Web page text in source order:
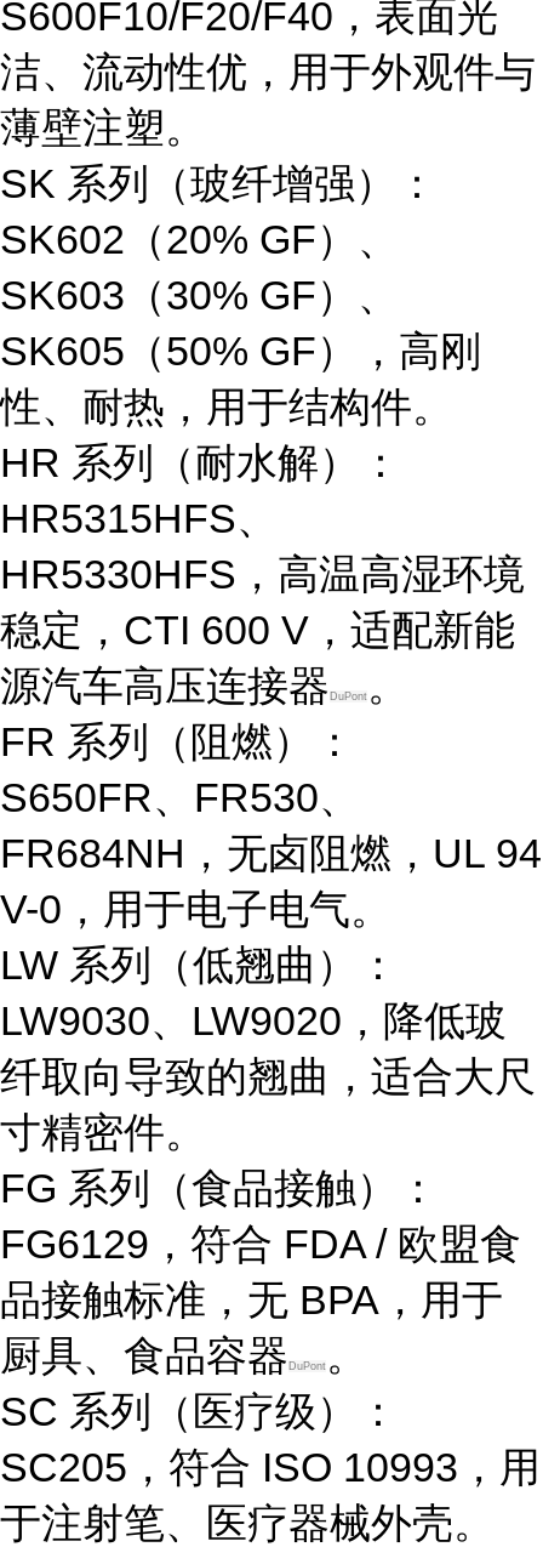
S600F10/F20/F40，表面光
洁、流动性优，用于外观件与
薄壁注塑。
SK 系列（玻纤增强）
：
SK602（20% GF）、
SK603（30% GF）、
SK605（50% GF），高刚
性、耐热，用于结构件。
HR 系列（耐水解）
：
HR5315HFS、
HR5330HFS，高温高湿环境
稳定，CTI 600 V，适配新能
源汽车高压连接器 DuPont 。
FR 系列（阻燃）
：
S650FR、FR530、
FR684NH，无卤阻燃，UL 94
V-0，用于电子电气。
LW 系列（低翘曲）
：
LW9030、LW9020，降低玻
纤取向导致的翘曲，适合大尺
寸精密件。
FG 系列（食品接触）
：
FG6129，符合 FDA / 欧盟食
品接触标准，无 BPA，用于
厨具、食品容器 DuPont 。
SC 系列（医疗级）
：
SC205，符合 ISO 10993，用
于注射笔、医疗器械外壳。